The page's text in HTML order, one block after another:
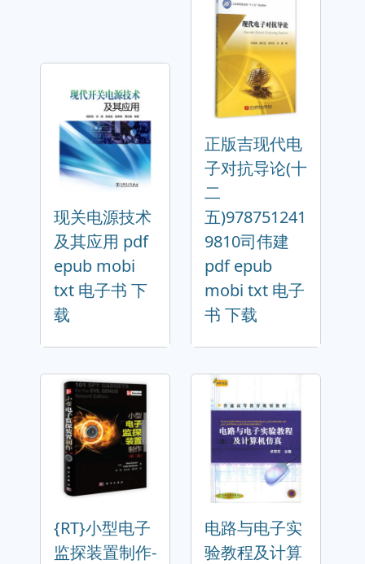
现关电源技术
及其应用 pdf
epub mobi
txt 电子书 下
载
正版吉现代电
子对抗导论(十
二
五)978751241
9810司伟建
pdf epub
mobi txt 电子
书 下载
{RT}小型电子
监探装置制作-
电路与电子实
验教程及计算